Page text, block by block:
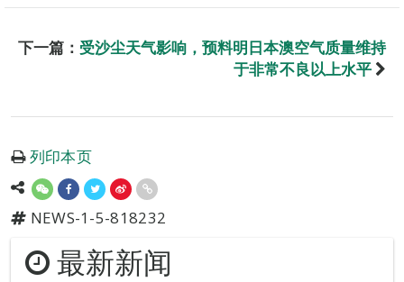
下一篇： 受沙尘天气影响，预料明日本澳空气质量维持
于非常不良以上水平
列印本页
NEWS-1-5-818232
最新新闻